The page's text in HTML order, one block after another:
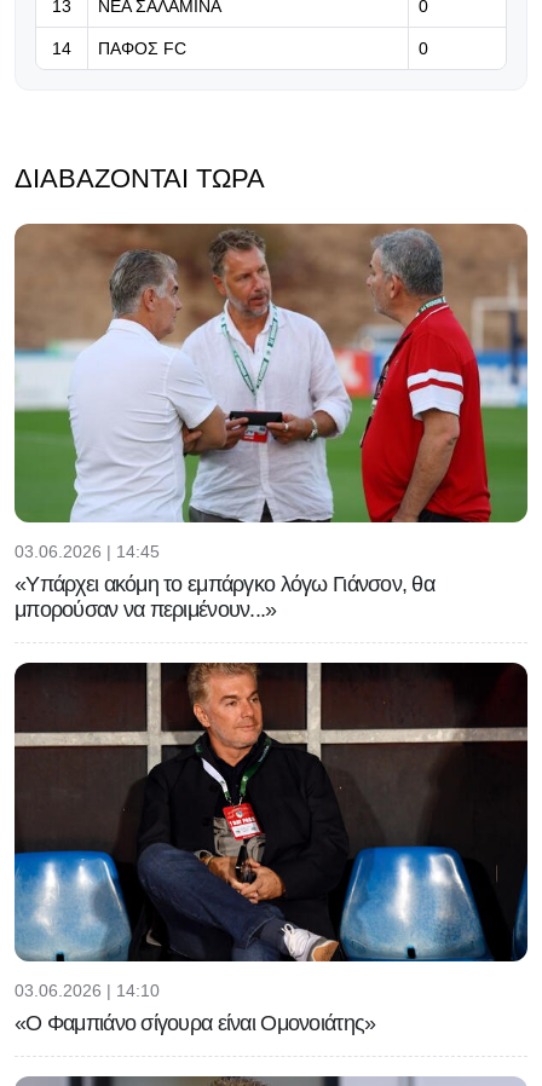
13 ΝΕΑ ΣΑΛΑΜΙΝΑ 0
14 ΠΑΦΟΣ FC 0
ΔΙΑΒΆΖΟΝΤΑΙ ΤΏΡΑ
03.06.2026 | 14:45
«Υπάρχει ακόμη το εμπάργκο λόγω Γιάνσον, θα
μπορούσαν να περιμένουν...»
03.06.2026 | 14:10
«Ο Φαμπιάνο σίγουρα είναι Ομονοιάτης»